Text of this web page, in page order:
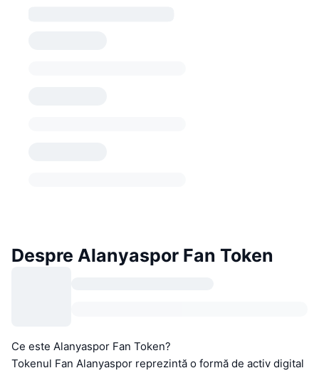
Despre Alanyaspor Fan Token
Ce este Alanyaspor Fan Token?
Tokenul Fan Alanyaspor reprezintă o formă de activ digital